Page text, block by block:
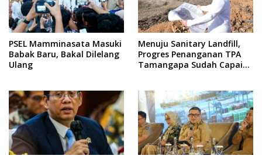
PSEL Mamminasata Masuki
Babak Baru, Bakal Dilelang
Ulang
Menuju Sanitary Landfill,
Progres Penanganan TPA
Tamangapa Sudah Capai